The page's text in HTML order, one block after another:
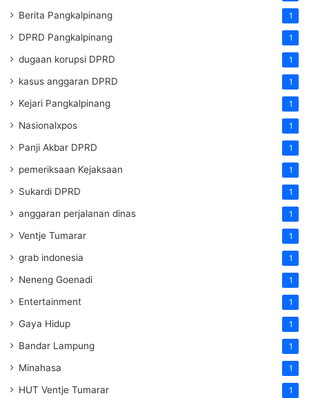
Berita Pangkalpinang 1
DPRD Pangkalpinang 1
dugaan korupsi DPRD 1
kasus anggaran DPRD 1
Kejari Pangkalpinang 1
Nasionalxpos 1
Panji Akbar DPRD 1
pemeriksaan Kejaksaan 1
Sukardi DPRD 1
anggaran perjalanan dinas 1
Ventje Tumarar 1
grab indonesia 1
Neneng Goenadi 1
Entertainment 1
Gaya Hidup 1
Bandar Lampung 1
Minahasa 1
HUT Ventje Tumarar 1